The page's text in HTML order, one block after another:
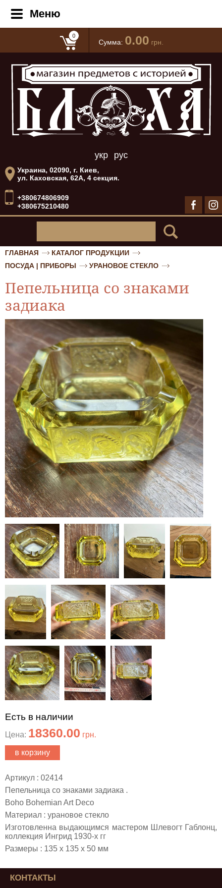
0
Сумма: 0.00 грн.
укр рус
Украина, 02090, г. Киев,
ул. Каховская, 62А, 4 секция.
+380674806909
+380675210480
Меню
ГЛАВНАЯ
КАТАЛОГ ПРОДУКЦИИ
ПОСУДА | ПРИБОРЫ
УРАНОВОЕ СТЕКЛО
Пепельница со знаками
задиака
Есть в наличии
Цена: 18360.00 грн.
в корзину
Артикул : 02414
Пепельница со знаками задиака .
Boho Bohemian Art Deco
Материал : урановое стекло
Изготовленна выдающимся мастером Шлевогт Габлонц,
коллекция Ингрид 1930-х гг
Размеры : 135 х 135 х 50 мм
КОНТАКТЫ